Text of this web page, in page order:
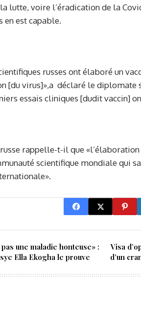
lutte, voire l’éradication de la
en est capable.
russes ont élaboré un
[du virus]»,a déclaré le diplomate
essais cliniques [dudit vaccin]
rappelle-t-il que
scientifique mondiale qui
une maladie honteuse» :
Ella Ekogha le prouve
Visa
d’un